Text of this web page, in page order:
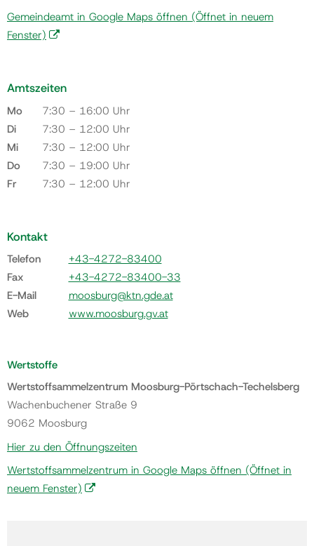
Gemeindeamt in Google Maps öffnen (Öffnet in neuem
Fenster)
Amtszeiten
Mo
7:30 – 16:00 Uhr
Di
7:30 – 12:00 Uhr
Mi
7:30 – 12:00 Uhr
Do
7:30 – 19:00 Uhr
Fr
7:30 – 12:00 Uhr
Kontakt
Telefon
+43-4272-83400
Fax
+43-4272-83400-33
E-Mail
moosburg@ktn.gde.at
Web
www.moosburg.gv.at
Wertstoffe
Wertstoffsammelzentrum Moosburg-Pörtschach-Techelsberg
Wachenbuchener Straße 9
9062 Moosburg
Hier zu den Öffnungszeiten
Wertstoffsammelzentrum in Google Maps öffnen (Öffnet in
neuem Fenster)